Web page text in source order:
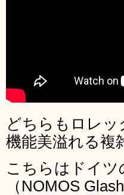
どちらもロレ
機能美溢れる複
こちらはドイ
（NOMOS